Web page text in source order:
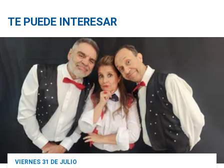
TE PUEDE INTERESAR
VIERNES 31 DE JULIO